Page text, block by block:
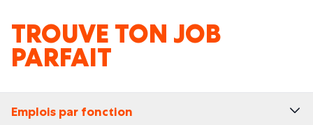
TROUVE TON JOB
PARFAIT
Emplois par fonction